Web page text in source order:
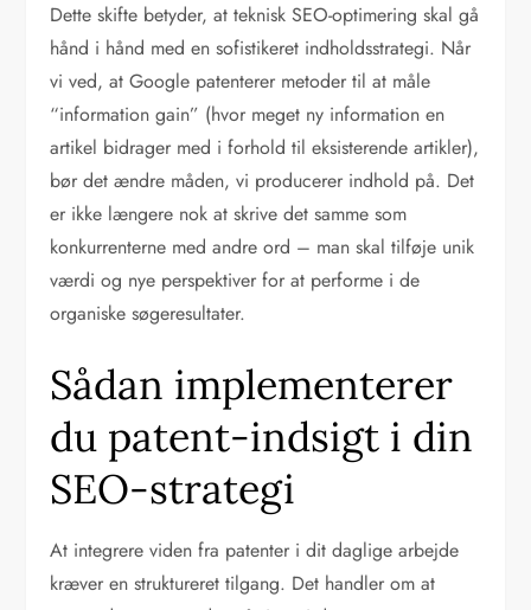
Dette skifte betyder, at teknisk SEO-optimering skal gå
hånd i hånd med en sofistikeret indholdsstrategi. Når
vi ved, at Google patenterer metoder til at måle
“information gain” (hvor meget ny information en
artikel bidrager med i forhold til eksisterende artikler),
bør det ændre måden, vi producerer indhold på. Det
er ikke længere nok at skrive det samme som
konkurrenterne med andre ord – man skal tilføje unik
værdi og nye perspektiver for at performe i de
organiske søgeresultater.
Sådan implementerer
du patent-indsigt i din
SEO-strategi
At integrere viden fra patenter i dit daglige arbejde
kræver en struktureret tilgang. Det handler om at